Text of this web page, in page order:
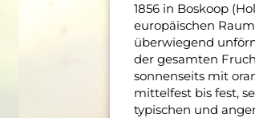
1856 in Boskoop
europäischen
überwiegend
der gesamten
sonnenseits mit
mittelfest bis fest,
typischen und